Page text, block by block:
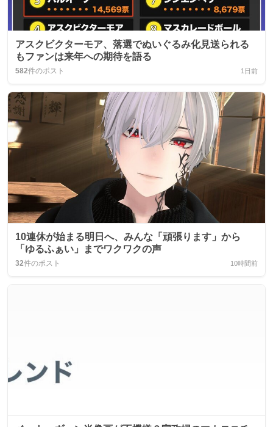
アスクビクターモア、落選でぬいぐるみ化見送られる
もファンは来年への期待を語る
582件のポスト 1日前
10連休が始まる明日へ、みんな「頑張ります」から
「ゆるふぁい」までワクワクの声
32件のポスト 10時間前